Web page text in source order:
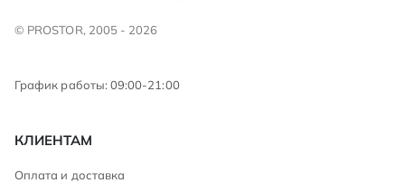
© PROSTOR, 2005 - 2026
График работы: 09:00-21:00
КЛИЕНТАМ
Оплата и доставка